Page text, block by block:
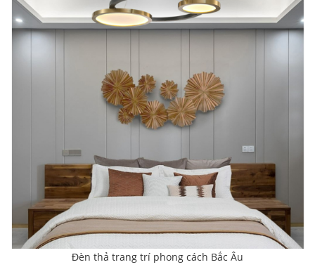
Đèn thả trang trí phong cách Bắc Âu